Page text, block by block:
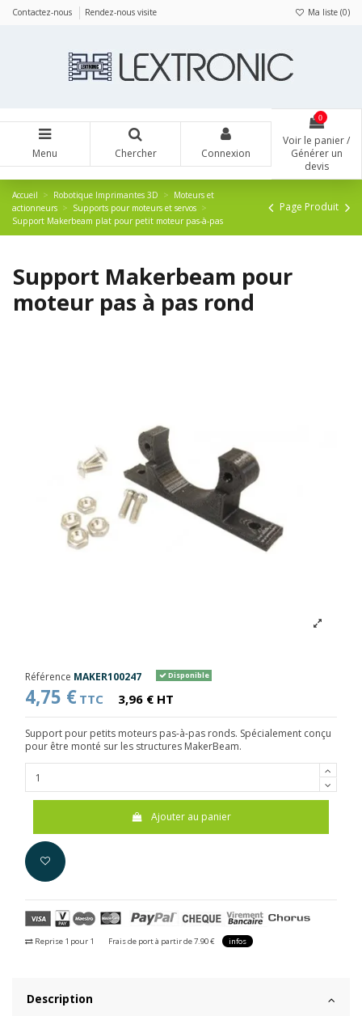
Contactez-nous Rendez-nous visite Ma liste (0)
Menu Chercher Connexion
0
Voir le panier /
Générer un
devis
Accueil Robotique Imprimantes 3D
Moteurs et
actionneurs
Supports pour moteurs et servos
Support Makerbeam plat pour petit moteur pas-à-pas
Page Produit
Support Makerbeam pour
moteur pas à pas rond
Référence MAKER100247 Disponible
4,75 € TTC 3,96 € HT
Support pour petits moteurs pas-à-pas ronds. Spécialement conçu
pour être monté sur les structures MakerBeam.
Ajouter au panier
Reprise 1 pour 1 Frais de port à partir de 7.90 € infos
Description
Panneau de gestion des cookies